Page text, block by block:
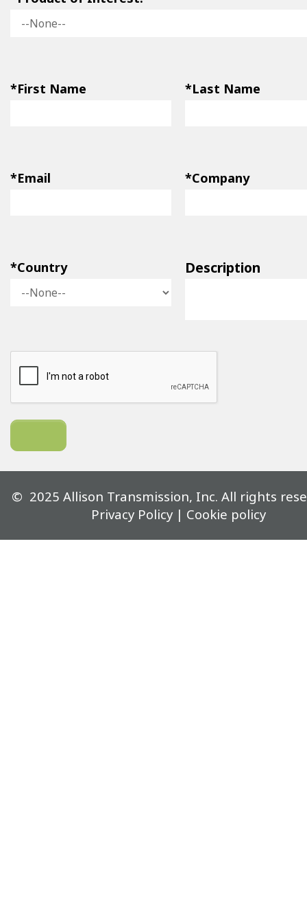
*First Name *Last Name
*Email *Company
*Country Description
© 2025 Allison Transmission, Inc. All rights
Privacy Policy| Cookie policy